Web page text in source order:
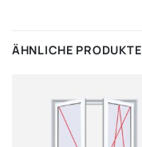
ÄHNLICHE PRODUKTE